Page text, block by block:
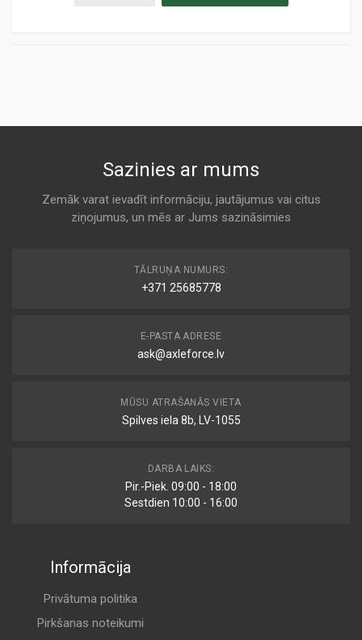
Sazinies ar mums
Zemāk varat ievadīt informāciju, jautājumus vai citus
ziņojumus, un mēs ar Jums sazināsimies
TĀLRUŅA NUMURS:
+371 25685778
E-PASTA ADRESE
ask@axleforce.lv
MŪSU ATRAŠANĀS VIETA
Spilves iela 8b, LV-1055
DARBA LAIKS:
Pir.-Piek. 09:00 - 18:00
Sestdien 10:00 - 16:00
Informācija
Privātuma politika
Pirkšanas noteikumi